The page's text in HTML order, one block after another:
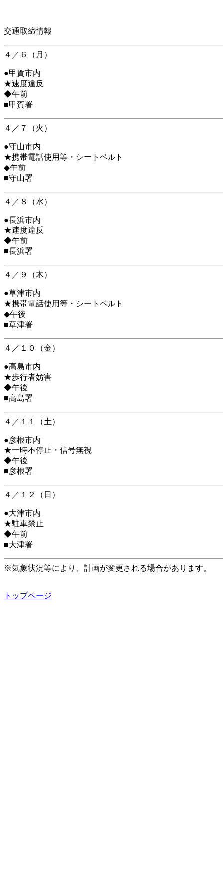
交通取締情報
４／６（月）
●甲賀市内
★速度違反
◆午前
■甲賀署
４／７（火）
●守山市内
★携帯電話使用等・シートベルト
◆午前
■守山署
４／８（水）
●長浜市内
★速度違反
◆午前
■長浜署
４／９（木）
●草津市内
★携帯電話使用等・シートベルト
◆午後
■草津署
４／１０（金）
●高島市内
★歩行者妨害
◆午後
■高島署
４／１１（土）
●彦根市内
★一時不停止・信号無視
◆午後
■彦根署
４／１２（日）
●大津市内
★駐車禁止
◆午前
■大津署
※気象状況等により、計画が変更される場合があります。
トップページ